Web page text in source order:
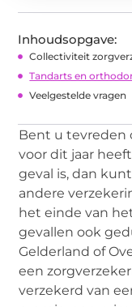
Inhoudsopgave:
Collectiviteit
Tandarts en
Veelgestelde vragen
Bent u tevreden
voor dit jaar
geval is, dan
andere
het einde van
gevallen ook
Gelderland of
een
verzekerd van